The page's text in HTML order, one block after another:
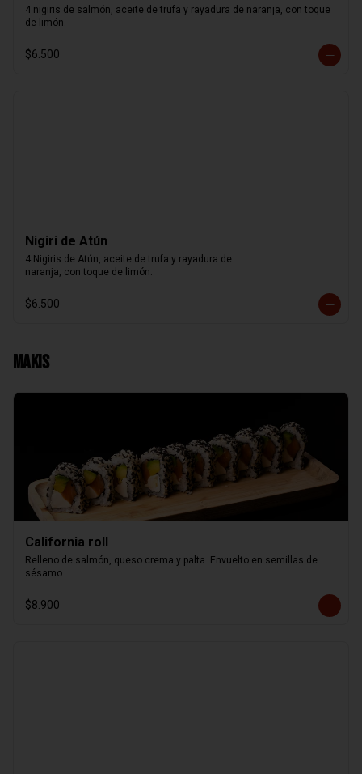
4 nigiris de salmón, aceite de trufa y rayadura de naranja, con toque
de limón.
$6.500
Nigiri de Atún
4 Nigiris de Atún, aceite de trufa y rayadura de
naranja, con toque de limón.
$6.500
Makis
California roll
Relleno de salmón, queso crema y palta. Envuelto en semillas de
sésamo.
$8.900